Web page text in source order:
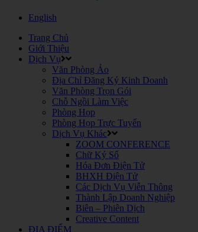
English
Trang Chủ
Giới Thiệu
Dịch Vụ
Văn Phòng Ảo
Địa Chỉ Đăng Ký Kinh Doanh
Văn Phòng Trọn Gói
Chỗ Ngồi Làm Việc
Phòng Họp
Phòng Họp Trực Tuyến
Dịch Vụ Khác
ZOOM CONFERENCE
Chữ Ký Số
Hóa Đơn Điện Tử
BHXH Điện Tử
Các Dịch Vụ Viễn Thông
Thành Lập Doanh Nghiệp
Biên – Phiên Dịch
Creative Content
ĐỊA ĐIỂM